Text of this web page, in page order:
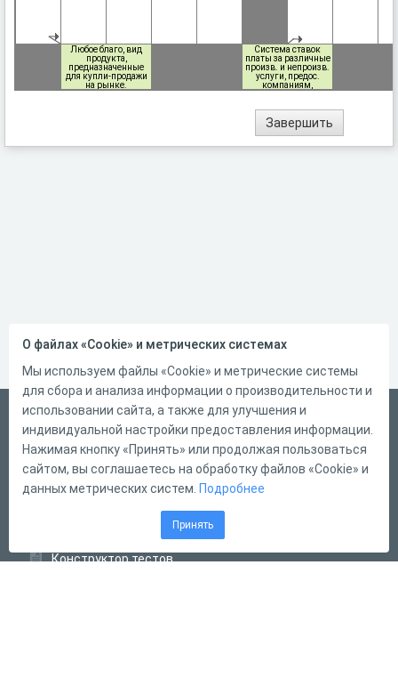
Любое благо, вид
продукта,
предназначенные
для купли-продажи
на рынке.
Система ставок
платы за различные
произв. и непроизв.
услуги, предос.
компаниям,
организациям,
учреждениям.
Русский
Справка
Форма обратной связи
Конструктор тестов
О файлах «Cookie» и метрических системах
Мы используем файлы «Cookie» и метрические системы
для сбора и анализа информации о производительности и
использовании сайта, а также для улучшения и
индивидуальной настройки предоставления информации.
Нажимая кнопку «Принять» или продолжая пользоваться
сайтом, вы соглашаетесь на обработку файлов «Cookie» и
данных метрических систем. Подробнее
Принять